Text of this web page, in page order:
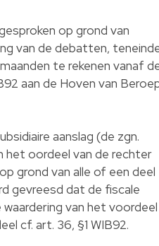
op grond van
van de debatten,
te rekenen vanaf
aan de Hoven van
aanslag (de zgn.
het oordeel van de rechter
grond van alle of een deel
gevreesd dat de fiscale
van het voordeel
cf. art. 36, §1 WIB92.